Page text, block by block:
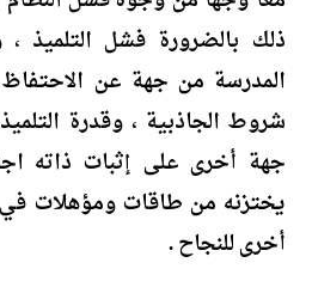
ذلك بالضرورة فشل التلميذ
المدرسة من جهة عن الاحتفاظ
شروط الجاذبية ، وقدرة
جهة أخرى على إثبات ذاته
يختزنه من طاقات ومؤهلات
أخرى للنجاح .